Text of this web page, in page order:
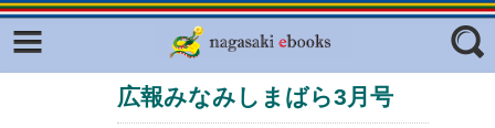
フリーワード
広報みなみしまばら3月号
Facebook
ふくいろキラリプロジェクト